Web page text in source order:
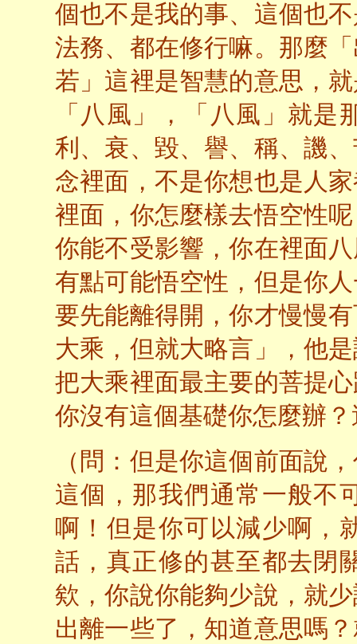
個也不是我的事、這個也
法務、都在修行嘛。那麼
若」這裡是智慧的意思，
「八風」，「八風」就
利、衰、毀、譽、稱、譏
念裡面，不是你想也是人
裡面，你怎麼樣去悟空性
你能不受影響，你在裡面
有點可能悟空性，但是你
要先能離得開，你才慢慢
大乘，但就大略言」，他
把大乘裡面最主要的菩提
你沒有這個基礎你怎麼辦
（問：但是你這個前面說
這個，那我們通常一般不
啊！但是你可以減少啊，
話，真正修的甚至都去閉
欸，你說你能夠少說，就
出離一些了，知道意思嗎